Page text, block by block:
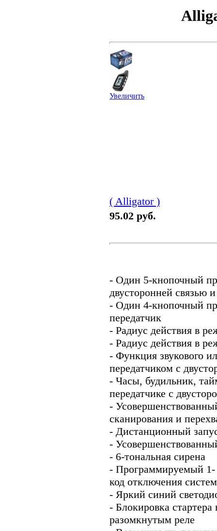
Увеличить
( Alligator )
95.02 руб.
- Один 5-кнопочный
двусторонней связью
- Один 4-кнопочный
передатчик
- Радиус действия в
- Радиус действия в
- Функция звукового
передатчиком с
- Часы, будильник,
передатчике с
-
сканирования и
- Дистанционный
-
- 6-тональная сирена
- Программируемый
код отключения
- Яркий синий
- Блокировка
разомкнутым реле